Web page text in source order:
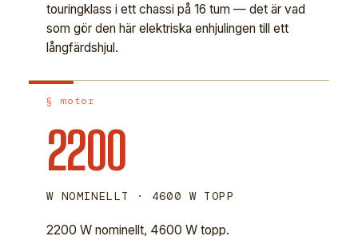
touringklass i ett chassi på 16 tum — det är vad
som gör den här elektriska enhjulingen till ett
långfärdshjul.
§ motor
2200
W NOMINELLT · 4600 W TOPP
2200 W nominellt, 4600 W topp.